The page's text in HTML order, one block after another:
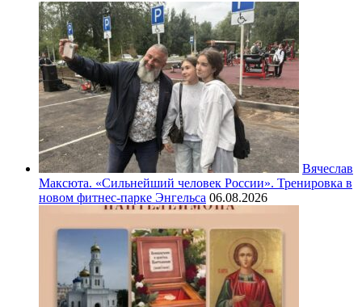
Вячеслав
Максюта. «Сильнейший человек России». Тренировка в
новом фитнес-парке Энгельса 06.08.2026